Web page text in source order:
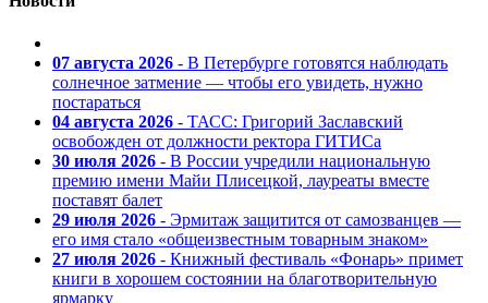
07 августа 2026 - В Петербурге готовятся наблюдать
солнечное затмение — чтобы его увидеть, нужно
постараться
04 августа 2026 - ТАСС: Григорий Заславский
освобожден от должности ректора ГИТИСа
30 июля 2026 - В России учредили национальную
премию имени Майи Плисецкой, лауреаты вместе
поставят балет
29 июля 2026 - Эрмитаж защитится от самозванцев —
его имя стало «общеизвестным товарным знаком»
27 июля 2026 - Книжный фестиваль «Фонарь» примет
книги в хорошем состоянии на благотворительную
ярмарку